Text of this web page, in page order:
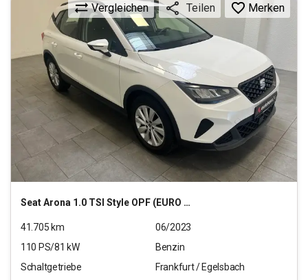
SeatArona 1.0 TSI Style OPF (EURO 6d)
Vergleichen Teilen Merken
41.705 km
06/2023
110 PS/81 kW
Benzin
Schaltgetriebe
Frankfurt / Egelsbach